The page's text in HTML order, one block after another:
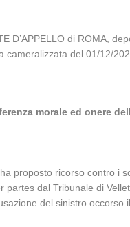
D’APPELLO di ROMA,
del 01/12/
morale ed onere
proposto ricorso contro
dal Tribunale di
del sinistro